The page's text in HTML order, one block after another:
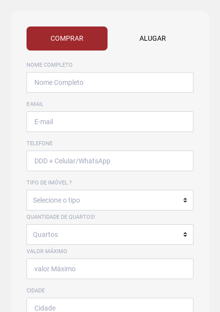
COMPRAR ALUGAR
NOME COMPLETO
E-MAIL
TELEFONE
TIPO DE IMÓVEL ?
QUANTIDADE DE QUARTOS!
VALOR MÁXIMO
CIDADE